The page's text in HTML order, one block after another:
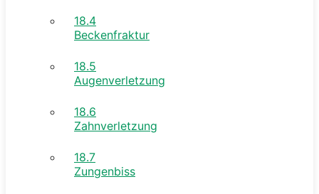
18.4
Beckenfraktur
18.5
Augenverletzung
18.6
Zahnverletzung
18.7
Zungenbiss